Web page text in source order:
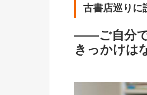
古書店巡りに
――ご自分で
きっかけは